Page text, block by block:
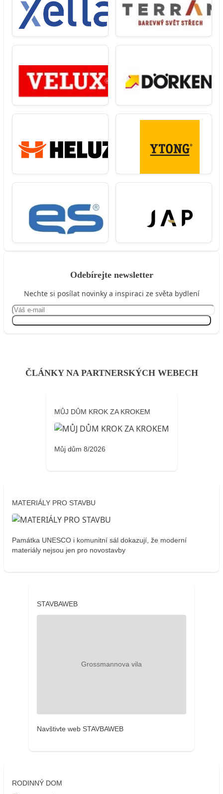
Odebírejte newsletter
Nechte si posílat novinky a inspiraci ze světa bydlení
ČLÁNKY NA PARTNERSKÝCH WEBECH
MŮJ DŮM KROK ZA KROKEM
Můj dům 8/2026
MATERIÁLY PRO STAVBU
Památka UNESCO i komunitní sál dokazují, že moderní
materiály nejsou jen pro novostavby
STAVBAWEB
Navštivte web STAVBAWEB
RODINNÝ DOM